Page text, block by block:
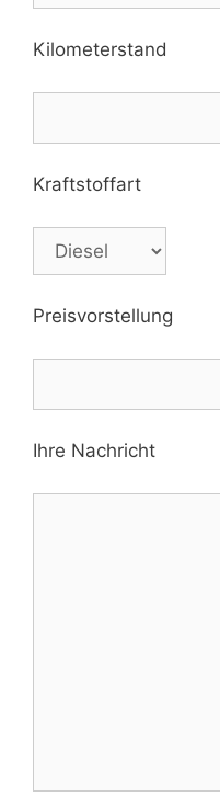
Kilometerstand
Kraftstoffart
Preisvorstellung
Ihre Nachricht